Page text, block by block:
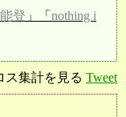
登 」「 nothing i
ス集計を見る Tweet